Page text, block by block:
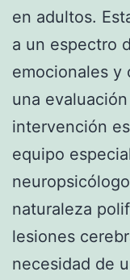
en adultos.
a un espectro
emocionales y
una
intervención
equipo
naturaleza
lesiones
necesidad de